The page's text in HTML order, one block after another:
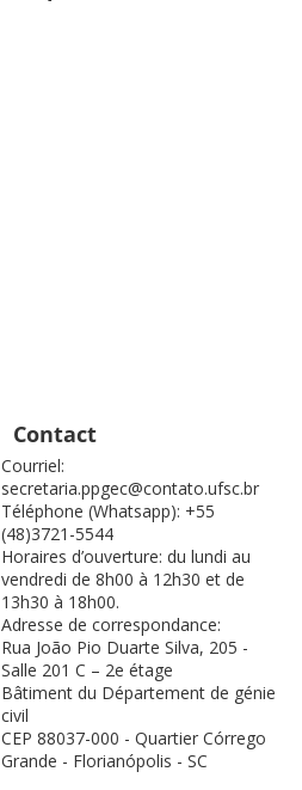
Contact
Courriel:
secretaria.ppgec@contato.ufsc.br
Téléphone (Whatsapp): +55
(48)3721-5544
Horaires d’ouverture: du lundi au
vendredi de 8h00 à 12h30 et de
13h30 à 18h00.
Adresse de correspondance:
Rua João Pio Duarte Silva, 205 -
Salle 201 C – 2e étage
Bâtiment du Département de génie
civil
CEP 88037-000 - Quartier Córrego
Grande - Florianópolis - SC